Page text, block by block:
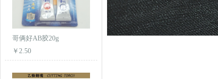
哥俩好AB胶20g
￥2.50